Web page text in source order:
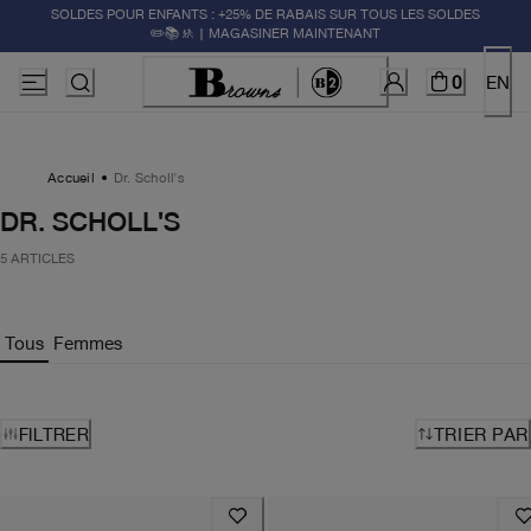
SOLDES POUR ENFANTS : +25% DE RABAIS SUR TOUS LES SOLDES
✏️📚🚸 | MAGASINER MAINTENANT
0 EN
Accueil Dr. Scholl's
DR. SCHOLL'S
5 ARTICLES
Tous Femmes
FILTRER TRIER PAR